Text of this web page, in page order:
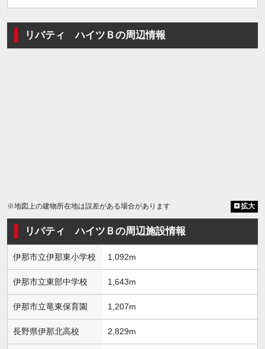
リバティ ハイツＢの周辺情報
※地図上の建物所在地は誤差がある場合があります 拡大
リバティ ハイツＢの周辺施設情報
伊那市立伊那東小学校 1,092m
伊那市立東部中学校 1,643m
伊那市立竜東保育園 1,207m
長野県伊那北高校 2,829m